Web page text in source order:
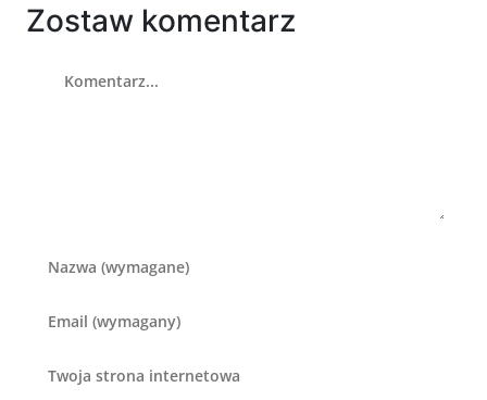
Zostaw komentarz